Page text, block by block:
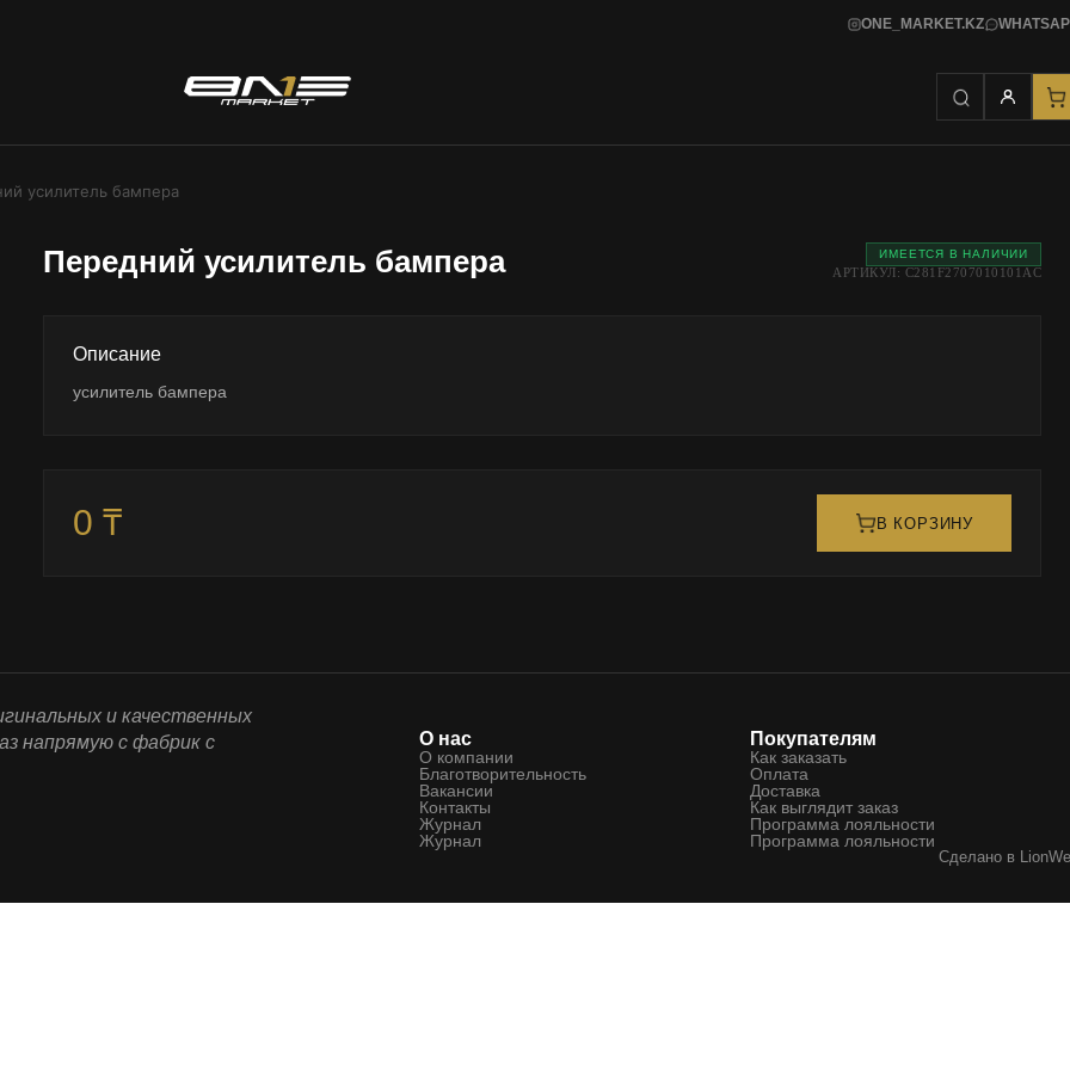
ONE_MARKET.KZ
усилитель бампера
Передний усилитель бампера ИМЕЕТСЯ В НАЛИЧИИ
АРТИКУЛ: C281F2707010101AC
Описание
усилитель бампера
0 ₸ В КОРЗИНУ
и качественных
напрямую с фабрик с
О нас
О компании
Благотворительность
Вакансии
Контакты
Журнал
Журнал
Покупателям
Как заказать
Оплата
Доставка
Как выглядит заказ
Программа лояльности
Программа лояльности
Сделано в